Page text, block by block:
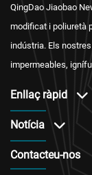
QingDao Jiaobao
modificat i poliuretà
indústria. Els
impermeables,
Enllaç ràpid
Notícia
Contacteu-nos